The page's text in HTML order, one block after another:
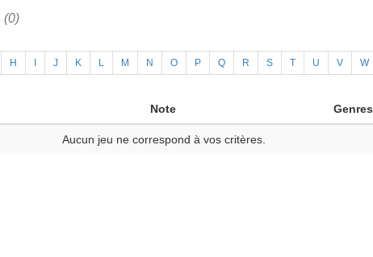
(0)
H J K L M N O P Q R S T U V W
Note Genres
Aucun jeu ne correspond à vos critères.